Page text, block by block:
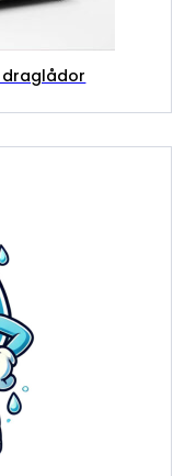
draglådor